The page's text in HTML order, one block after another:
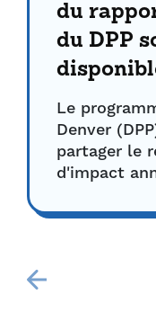
du
du DPP
Le
Denver
partager le
d'impact